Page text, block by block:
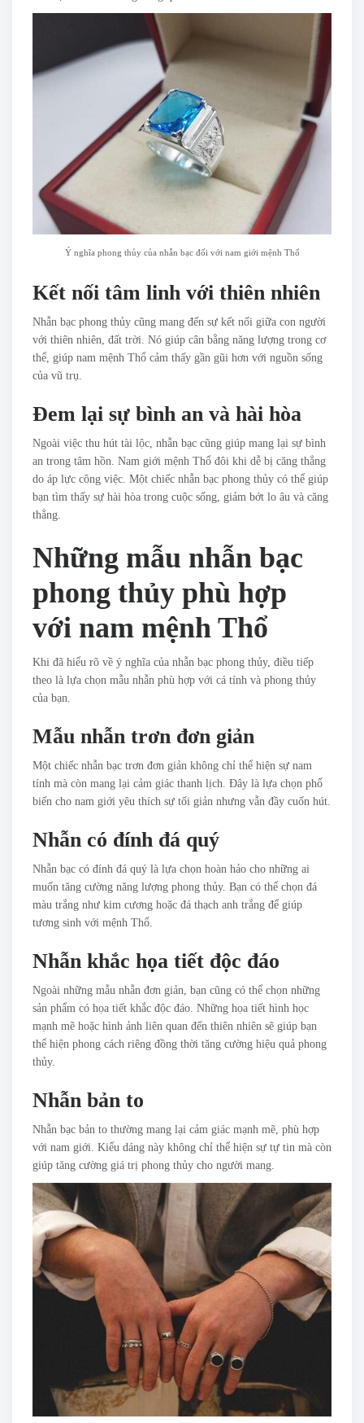
Ý nghĩa phong thủy của nhẫn bạc đối với nam giới mệnh Thổ
Kết nối tâm linh với thiên nhiên
Nhẫn bạc phong thủy cũng mang đến sự kết nối giữa con người
với thiên nhiên, đất trời. Nó giúp cân bằng năng lượng trong cơ
thể, giúp nam mệnh Thổ cảm thấy gần gũi hơn với nguồn sống
của vũ trụ.
Đem lại sự bình an và hài hòa
Ngoài việc thu hút tài lộc, nhẫn bạc cũng giúp mang lại sự bình
an trong tâm hồn. Nam giới mệnh Thổ đôi khi dễ bị căng thẳng
do áp lực công việc. Một chiếc nhẫn bạc phong thủy có thể giúp
bạn tìm thấy sự hài hòa trong cuộc sống, giảm bớt lo âu và căng
thẳng.
Những mẫu nhẫn bạc
phong thủy phù hợp
với nam mệnh Thổ
Khi đã hiểu rõ về ý nghĩa của nhẫn bạc phong thủy, điều tiếp
theo là lựa chọn mẫu nhẫn phù hợp với cá tính và phong thủy
của bạn.
Mẫu nhẫn trơn đơn giản
Một chiếc nhẫn bạc trơn đơn giản không chỉ thể hiện sự nam
tính mà còn mang lại cảm giác thanh lịch. Đây là lựa chọn phổ
biến cho nam giới yêu thích sự tối giản nhưng vẫn đầy cuốn hút.
Nhẫn có đính đá quý
Nhẫn bạc có đính đá quý là lựa chọn hoàn hảo cho những ai
muốn tăng cường năng lượng phong thủy. Bạn có thể chọn đá
màu trắng như kim cương hoặc đá thạch anh trắng để giúp
tương sinh với mệnh Thổ.
Nhẫn khắc họa tiết độc đáo
Ngoài những mẫu nhẫn đơn giản, bạn cũng có thể chọn những
sản phẩm có họa tiết khắc độc đáo. Những họa tiết hình học
mạnh mẽ hoặc hình ảnh liên quan đến thiên nhiên sẽ giúp bạn
thể hiện phong cách riêng đồng thời tăng cường hiệu quả phong
thủy.
Nhẫn bản to
Nhẫn bạc bản to thường mang lại cảm giác mạnh mẽ, phù hợp
với nam giới. Kiểu dáng này không chỉ thể hiện sự tự tin mà còn
giúp tăng cường giá trị phong thủy cho người mang.